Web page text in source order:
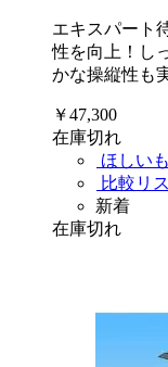
エキスパート
性を向上！し
かな操縦性も
￥47,300
在庫切れ
ほしい
比較リ
新着
在庫切れ